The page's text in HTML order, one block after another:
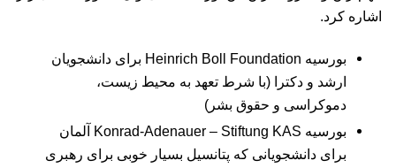
اشاره کرد.
بورسیه Heinrich Boll Foundation برای دانشجویان
ارشد و دکترا (با شرط تعهد به محیط زیست،
دموکراسی و حقوق بشر)
بورسیه Konrad-Adenauer – Stiftung KAS آلمان
برای دانشجویانی که پتانسیل بسیار خوبی برای رهبری